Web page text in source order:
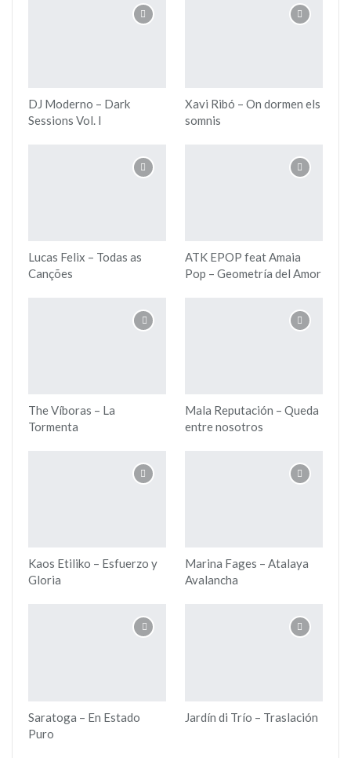
DJ Moderno – Dark
Sessions Vol. I
Xavi Ribó – On dormen els
somnis
Lucas Felix – Todas as
Canções
ATK EPOP feat Amaia
Pop – Geometría del Amor
The Víboras – La
Tormenta
Mala Reputación – Queda
entre nosotros
Kaos Etiliko – Esfuerzo y
Gloria
Marina Fages – Atalaya
Avalancha
Saratoga – En Estado
Puro
Jardín di Trío – Traslación